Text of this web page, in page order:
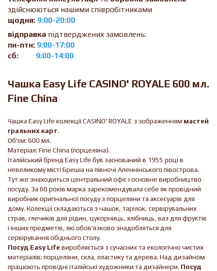
здійснюються нашими співробітниками
щодня: 9:00-20:00
відправка підтверджених замовлень:
пн-птн: 9:00-17:00
сб:
9:00-14:00
Чашка Easy Life CASINO' ROYALE 600 мл.
Fine China
Чашка Easy Life колекції CASINO' ROYALE з зображенням мастей
гральних карт.
Об'єм: 600 мл.
Матеріал: Fine China (порцеляна).
Італійський бренд Easy Life був заснований в 1955 році в
невеликому місті Брешіа на півночі Апеннінського півострова.
Тут же знаходиться центральний офіс і основне виробництво
посуду. За 60 років марка зарекомендувала себе як провідний
виробник оригінальної посуду з порцеляни та аксесуарів для
дому. Колекції складаються з чашок, тарілок, сервірувальних
страв, глечиків для рідин, цукорниць, хлібниць, ваз для фруктів
і інших предметів, які обов'язково знадобляться для
сервірування обіднього столу.
Посуд Easy Life виробляється з сучасних та екологічно чистих
матеріалів: порцеляни, скла, пластику та дерева. Над дизайном
працюють провідні італійські художники та дизайнери. Посуд